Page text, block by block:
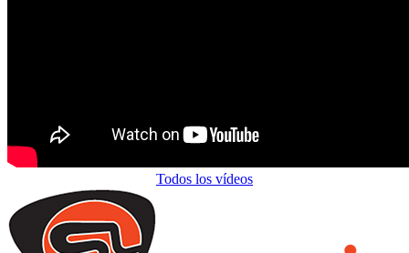
Todos los vídeos